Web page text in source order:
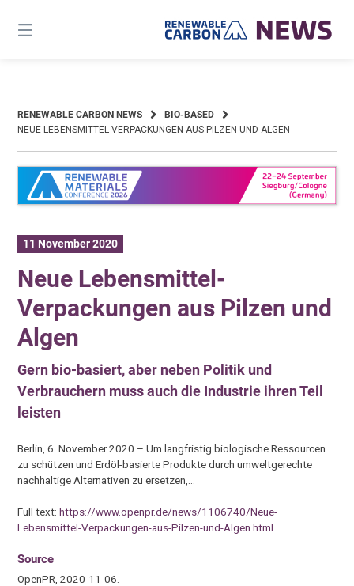
content
RENEWABLE CARBON NEWS
BIO-BASED
NEUE LEBENSMITTEL-VERPACKUNGEN AUS PILZEN UND ALGEN
11 November 2020
Neue Lebensmittel-
Verpackungen aus Pilzen und
Algen
Gern bio-basiert, aber neben Politik und
Verbrauchern muss auch die Industrie ihren Teil
leisten
Berlin, 6. November 2020 – Um langfristig biologische Ressourcen
zu schützen und Erdöl-basierte Produkte durch umweltgerechte
nachhaltige Alternativen zu ersetzen,…
Full text:https://www.openpr.de/news/1106740/Neue-
Lebensmittel-Verpackungen-aus-Pilzen-und-Algen.html
Source
OpenPR, 2020-11-06.